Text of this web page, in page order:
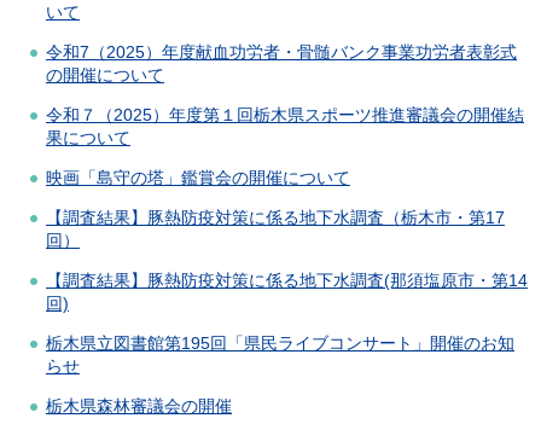
いて
令和7（2025）年度献血功労者・骨髄バンク事業功労者表彰式
の開催について
令和７（2025）年度第１回栃木県スポーツ推進審議会の開催結
果について
映画「島守の塔」鑑賞会の開催について
【調査結果】豚熱防疫対策に係る地下水調査（栃木市・第17
回）
【調査結果】豚熱防疫対策に係る地下水調査(那須塩原市・第14
回)
栃木県立図書館第195回「県民ライブコンサート」開催のお知
らせ
栃木県森林審議会の開催